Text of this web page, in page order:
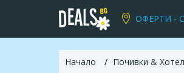
ОФЕРТИ -
Начало Почивки &